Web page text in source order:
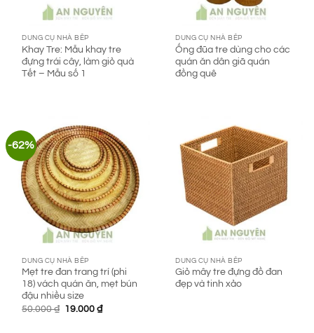
DUNG CỤ NHÀ BẾP
Khay Tre: Mẫu khay tre
đựng trái cây, làm giỏ quà
Tết – Mẫu số 1
DUNG CỤ NHÀ BẾP
Ống đũa tre dùng cho các
quán ăn dân giã quán
đồng quê
-62%
DUNG CỤ NHÀ BẾP
Mẹt tre đan trang trí (phi
18) vách quán ăn, mẹt bún
đậu nhiều size
50.000₫ Giá
19.000₫Giá
DUNG CỤ NHÀ BẾP
Giỏ mây tre đựng đồ đan
đẹp và tinh xảo